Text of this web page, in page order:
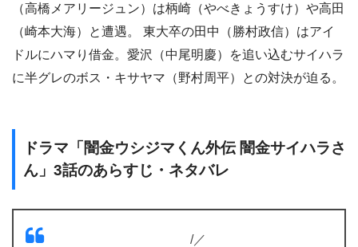
（高橋メアリージュン）は柄崎（やべきょうすけ）や高田
（崎本大海）と遭遇。 東大卒の田中（勝村政信）はアイ
ドルにハマり借金。愛沢（中尾明慶）を追い込むサイハラ
に半グレのボス・キサヤマ（野村周平）との対決が迫る。
ドラマ「闇金ウシジマくん外伝 闇金サイハラさ
ん」3話のあらすじ・ネタバレ
⠀/／